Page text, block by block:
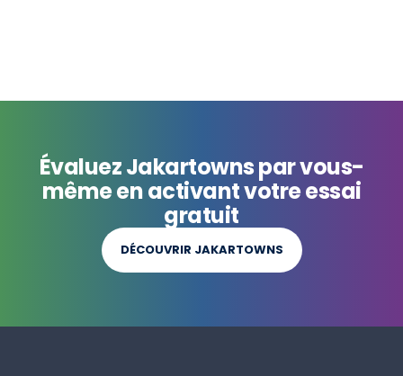
Évaluez Jakartowns par vous-
même en activant votre essai
gratuit
DÉCOUVRIR JAKARTOWNS